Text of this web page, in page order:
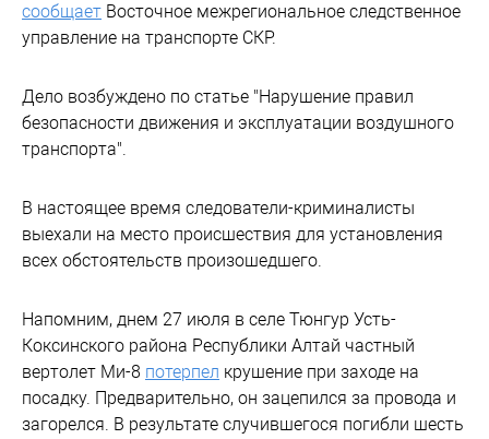
сообщает Восточное межрегиональное следственное
управление на транспорте СКР.
Дело возбуждено по статье "Нарушение правил
безопасности движения и эксплуатации воздушного
транспорта".
В настоящее время следователи-криминалисты
выехали на место происшествия для установления
всех обстоятельств произошедшего.
Напомним, днем 27 июля в селе Тюнгур Усть-
Коксинского района Республики Алтай частный
вертолет Ми-8 потерпел крушение при заходе на
посадку. Предварительно, он зацепился за провода и
загорелся. В результате случившегося погибли шесть